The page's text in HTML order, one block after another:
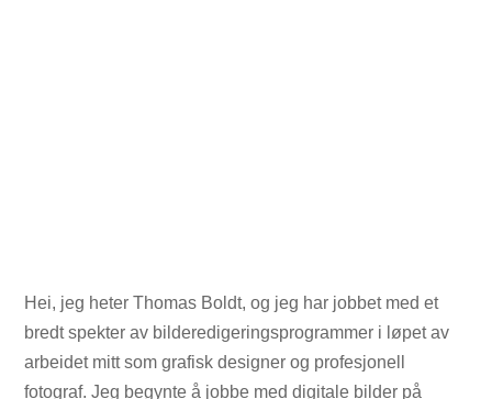
Hei, jeg heter Thomas Boldt, og jeg har jobbet med et
bredt spekter av bilderedigeringsprogrammer i løpet av
arbeidet mitt som grafisk designer og profesjonell
fotograf. Jeg begynte å jobbe med digitale bilder på